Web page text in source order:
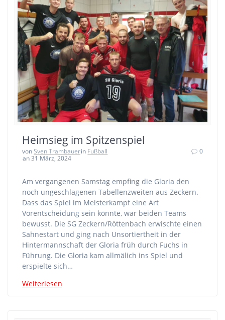
Heimsieg im Spitzenspiel
vonSven Trambauerin Fußball
an 31 März, 2024
0
Am vergangenen Samstag empfing die Gloria den
noch ungeschlagenen Tabellenzweiten aus Zeckern.
Dass das Spiel im Meisterkampf eine Art
Vorentscheidung sein könnte, war beiden Teams
bewusst. Die SG Zeckern/Röttenbach erwischte einen
Sahnestart und ging nach Unsortiertheit in der
Hintermannschaft der Gloria früh durch Fuchs in
Führung. Die Gloria kam allmälich ins Spiel und
erspielte sich…
Weiterlesen